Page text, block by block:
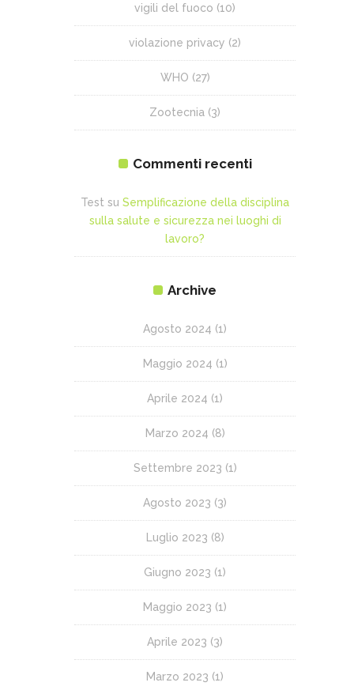
vigili del fuoco (10)
violazione privacy (2)
WHO (27)
Zootecnia (3)
Commenti recenti
Test su Semplificazione della disciplina
sulla salute e sicurezza nei luoghi di
lavoro?
Archive
Agosto 2024 (1)
Maggio 2024 (1)
Aprile 2024 (1)
Marzo 2024 (8)
Settembre 2023 (1)
Agosto 2023 (3)
Luglio 2023 (8)
Giugno 2023 (1)
Maggio 2023 (1)
Aprile 2023 (3)
Marzo 2023 (1)